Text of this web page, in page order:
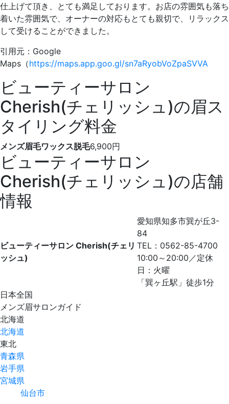
仕上げて頂き、とても満足しております。お店の雰囲気も落ち
着いた雰囲気で、オーナーの対応もとても親切で、リラックス
して受けることができました。
引用元：Google
Maps（https://maps.app.goo.gl/sn7aRyobVoZpaSVVA
ビューティーサロン
Cherish(チェリッシュ)の眉ス
タイリング料金
メンズ眉毛ワックス脱毛6,900円
ビューティーサロン
Cherish(チェリッシュ)の店舗
情報
ビューティーサロン Cherish(チェリ
ッシュ)
愛知県知多市巽が丘3-
84
TEL：0562-85-4700
10:00～20:00／定休
日：火曜
「巽ヶ丘駅」徒歩1分
⽇本全国
メンズ眉サロンガイド
北海道
北海道
東北
青森県
岩手県
宮城県
仙台市